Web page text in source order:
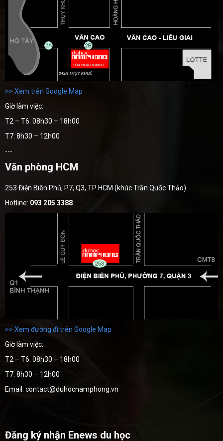
>> Xem trên Google Map
Giờ làm việc:
T2 – T6: 08h30 – 18h00
T7: 8h30 – 12h00
---
Văn phòng HCM
253 Điện Biên Phủ, P7, Q3, TP HCM (khúc Trần Quốc Thảo)
Hotline: 093 205 3388
>> Xem đường đi trên Google Map
Giờ làm việc:
T2 – T6: 08h30 – 18h00
T7: 8h30 – 12h00
Email: contact@duhocnamphong.vn
Đăng ký nhận Enews du học